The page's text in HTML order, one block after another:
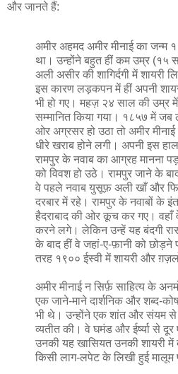
और जानते हैं:
अमीर अहमद अमीर मीनाई का
था। उन्होंने बहुत हीं कम उम्र (१५
अली असीर की शागिर्दगी में
इस कारण लड़कपन में हीं अपनी
भी हो गए। महज़ २४ साल की उम्र में
सम्मानित किया गया। १८५७ में
ओर अग्रसर हो उठा तो अमीर मीनाई
धीरे खराब होने लगी। अपनी इस
रामपुर के नवाब का आग्रह
को विवश हो उठे। रामपुर जाने के
वे पहले नवाब युसूफ़ अली खाँ और
दरबार में रहे। रामपुर के नवाबों के
हैदराबाद की ओर कूच कर गए। वहाँ
करने लगे। लेकिन उन्हें यह बंदगी
के बाद हीं वे जहां-ए-फ़ानी को
तरह १९०० ईस्वी में शायरी और
अमीर मीनाई न सिर्फ़ साहित्य के
एक जाने-माने दार्शनिक और शब्द-
भी थे। उन्होंने एक शांत और संयम से
व्यतीत की। वे घमंड और ईर्ष्या से
उनकी यह खासियत उनकी शायरी में
किसी लाग-लपेट के लिखी हुई मालूम